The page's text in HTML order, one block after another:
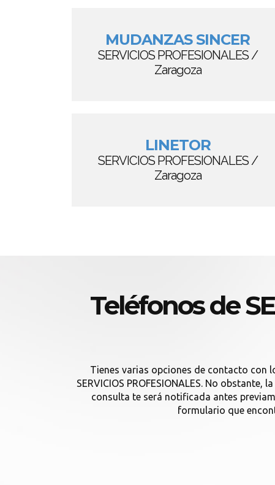
MUDANZAS SINCER
SERVICIOS PROFESIONALES /
Zaragoza
LINETOR
SERVICIOS PROFESIONALES /
Zaragoza
Teléfonos de
Tienes varias opciones de contacto con
SERVICIOS PROFESIONALES. No
consulta te será notificada antes
formulario que